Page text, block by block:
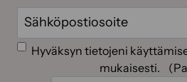
Sähköposti
(Pakollinen)
Suostumus (Pakollinen)
Hyväksyn tietojeni
mukaisesti.